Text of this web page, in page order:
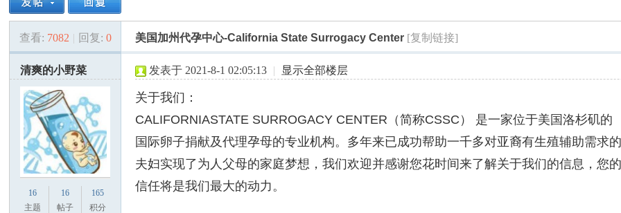
索
美
国
» › ›
查看: 7082 | 回复: 0 美国加州代孕中心-California State Surrogacy Center [复制链接]
清爽的小野菜
16
主题
16
帖子
165
积分
发表于 2021-8-1 02:05:13 | 显示全部楼层
关于我们：
CALIFORNIASTATE SURROGACY CENTER （简称CSSC） 是一家位于美国洛杉矶的
国际卵子捐献及代理孕母的专业机构。多年来已成功帮助一千多对亚裔有生殖辅助需求
夫妇实现了为人父母的家庭梦想，我们欢迎并感谢您花时间来了解关于我们的信息，您
信任将是我们最大的动力。